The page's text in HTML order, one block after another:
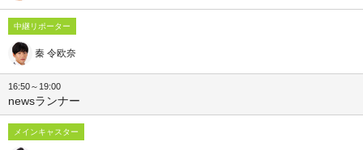
中継リポーター
秦 令欧奈
16:50～19:00
newsランナー
メインキャスター